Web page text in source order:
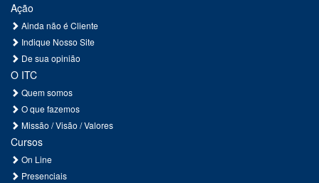
Ação
Ainda não é Cliente
Indique Nosso Site
De sua opinião
O ITC
Quem somos
O que fazemos
Missão / Visão / Valores
Cursos
On Line
Presenciais